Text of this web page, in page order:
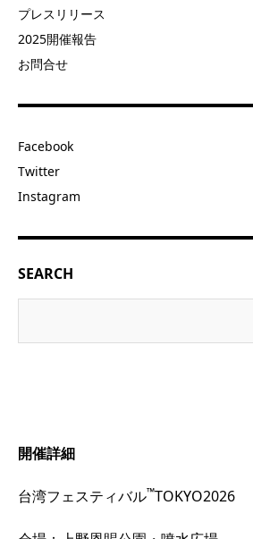
プレスリリース
2025開催報告
お問合せ
Facebook
Twitter
Instagram
SEARCH
開催詳細
台湾フェスティバル™TOKYO2026